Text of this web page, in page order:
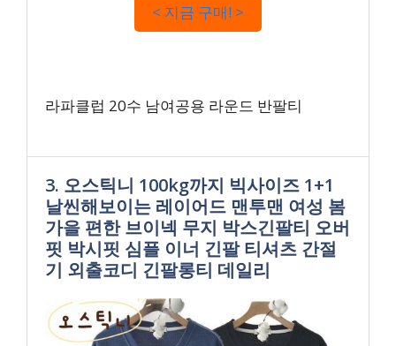
< 지금 구매! >
라파클럽 20수 남여공용 라운드 반팔티
3. 오스틱니 100kg까지 빅사이즈 1+1
날씬해보이는 레이어드 맨투맨 여성 봄
가을 편한 브이넥 무지 박스긴팔티 오버
핏 박시핏 심플 이너 긴팔 티셔츠 간절
기 외출코디 긴팔롱티 데일리